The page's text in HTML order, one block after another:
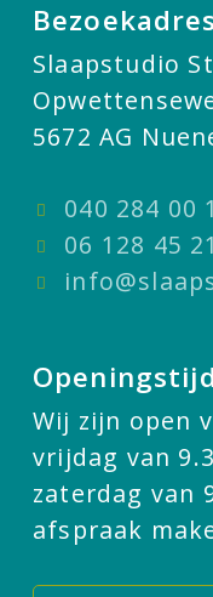
Bezoekadres
Slaapstudio
5672 AG
040 284 00
06 128 45
Wij zijn open
vrijdag van
zaterdag van
afspraak